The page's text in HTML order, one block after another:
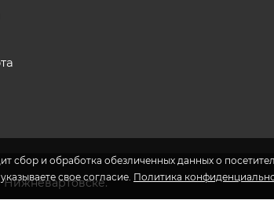
сбор и обработка обезличенных данных о
свое согласие. Политика
Нижневартовске.